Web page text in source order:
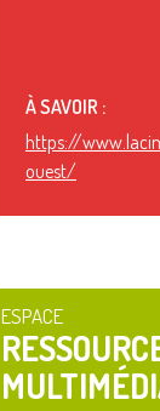
À SAVOIR :
https://
ouest/
ESPACE